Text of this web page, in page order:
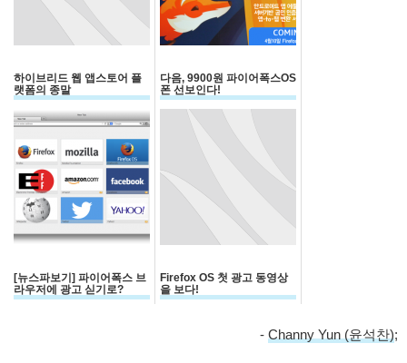
하이브리드 웹 앱스토어 플
랫폼의 종말
다음, 9900원 파이어폭스OS
폰 선보인다!
[뉴스파보기] 파이어폭스 브
라우저에 광고 싣기로?
Firefox OS 첫 광고 동영상
을 보다!
- Channy Yun (윤석찬);